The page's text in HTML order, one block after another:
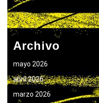
Archivo
mayo 2026
abril 2026
marzo 2026